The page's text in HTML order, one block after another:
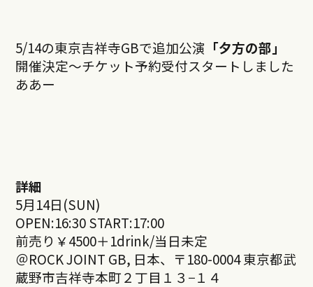
5/14の東京吉祥寺GBで追加公演 「夕方の部」
開催決定〜チケット予約受付スタートしました
ああー
詳細
5月14日(SUN)
OPEN:16:30 START:17:00
前売り￥4500＋1drink/当日未定
＠ROCK JOINT GB, 日本、〒180-0004 東京都武
蔵野市吉祥寺本町２丁目１３−１４